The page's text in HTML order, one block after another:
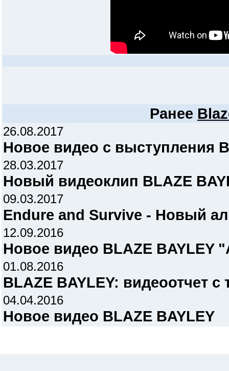
Ранее
26.08.2017
Новое видео с выступления
28.03.2017
Новый видеоклип BLAZE
09.03.2017
Endure and Survive - Новый
12.09.2016
Новое видео BLAZE BAYLEY
01.08.2016
BLAZE BAYLEY: видеоотчет
04.04.2016
Новое видео BLAZE BAYLEY